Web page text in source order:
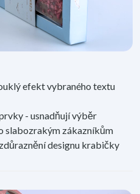
efekt vybraného textu
- usnadňují výběr
slabozrakým zákazníkům
designu krabičky